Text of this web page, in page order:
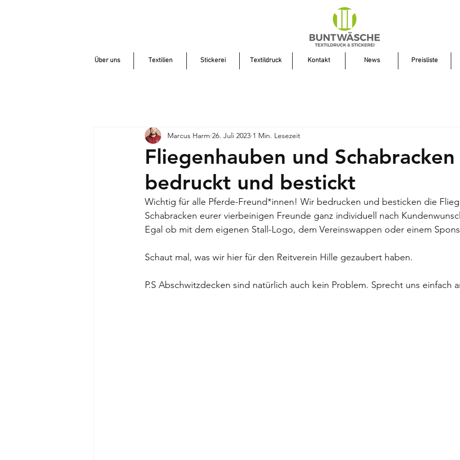
Über uns Textilien Stickerei Textildruck Kontakt News Preisliste
Fliegenhauben und Schabracken
bedruckt und bestickt
Marcus Harm 26. Juli 2023 1 Min. Lesezeit
Wichtig für alle Pferde-Freund*innen! Wir bedrucken und besticken die
Schabracken eurer vierbeinigen Freunde ganz individuell nach
Egal ob mit dem eigenen Stall-Logo, dem Vereinswappen oder einem
Schaut mal, was wir hier für den Reitverein Hille gezaubert haben.
P.S Abschwitzdecken sind natürlich auch kein Problem. Sprecht uns einfach